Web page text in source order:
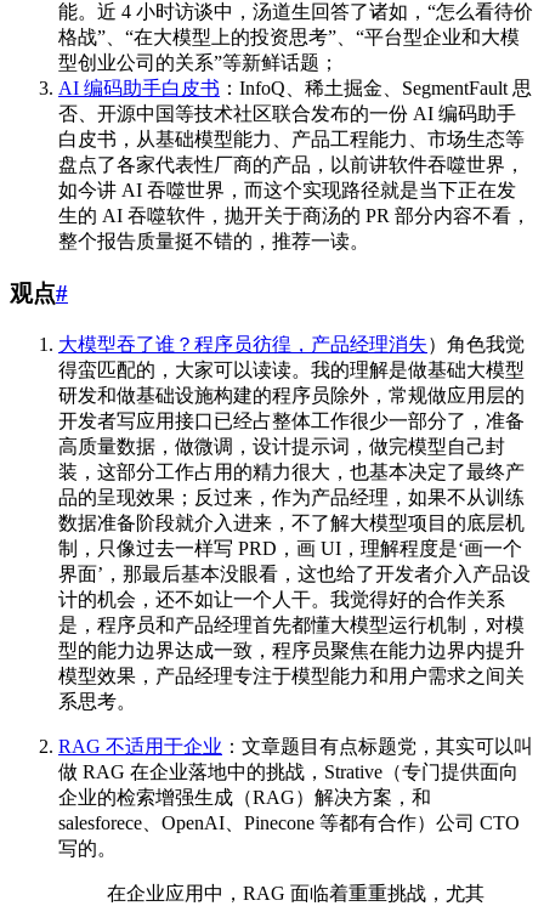
能。近 4 小时访谈中，汤道生回答了诸如，“怎么看待价
格战”、“在大模型上的投资思考”、“平台型企业和大模
型创业公司的关系”等新鲜话题；
AI 编码助手白皮书 ：InfoQ、稀土掘金、SegmentFault 思
否、开源中国等技术社区联合发布的一份 AI 编码助手
白皮书，从基础模型能力、产品工程能力、市场生态等
盘点了各家代表性厂商的产品，以前讲软件吞噬世界，
如今讲 AI 吞噬世界，而这个实现路径就是当下正在发
生的 AI 吞噬软件，抛开关于商汤的 PR 部分内容不看，
整个报告质量挺不错的，推荐一读。
观点#
大模型吞了谁？程序员彷徨，产品经理消失）角色我觉
得蛮匹配的，大家可以读读。我的理解是做基础大模型
研发和做基础设施构建的程序员除外，常规做应用层的
开发者写应用接口已经占整体工作很少一部分了，准备
高质量数据，做微调，设计提示词，做完模型自己封
装，这部分工作占用的精力很大，也基本决定了最终产
品的呈现效果；反过来，作为产品经理，如果不从训练
数据准备阶段就介入进来，不了解大模型项目的底层机
制，只像过去一样写 PRD，画 UI，理解程度是‘画一个
界面’，那最后基本没眼看，这也给了开发者介入产品设
计的机会，还不如让一个人干。我觉得好的合作关系
是，程序员和产品经理首先都懂大模型运行机制，对模
型的能力边界达成一致，程序员聚焦在能力边界内提升
模型效果，产品经理专注于模型能力和用户需求之间关
系思考。
RAG 不适用于企业 ：文章题目有点标题党，其实可以叫
做 RAG 在企业落地中的挑战，Strative（专门提供面向
企业的检索增强生成（RAG）解决方案，和
salesforece、OpenAI、Pinecone 等都有合作）公司 CTO
写的。
在企业应用中，RAG 面临着重重挑战，尤其